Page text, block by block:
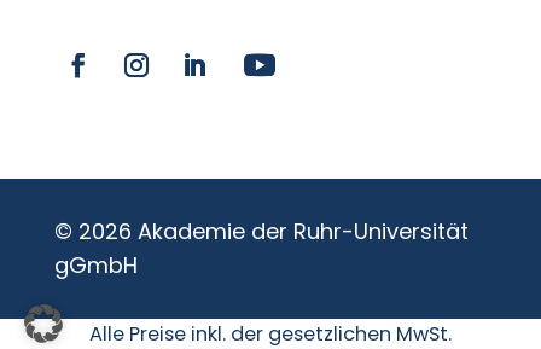
© 2026 Akademie der Ruhr-Universität
gGmbH
Alle Preise inkl. der gesetzlichen MwSt.